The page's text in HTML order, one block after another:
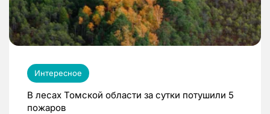
Интересное
В лесах Томской области за сутки потушили 5
пожаров